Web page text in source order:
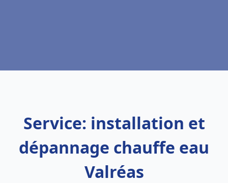
Service: installation et
dépannage chauffe eau
Valréas